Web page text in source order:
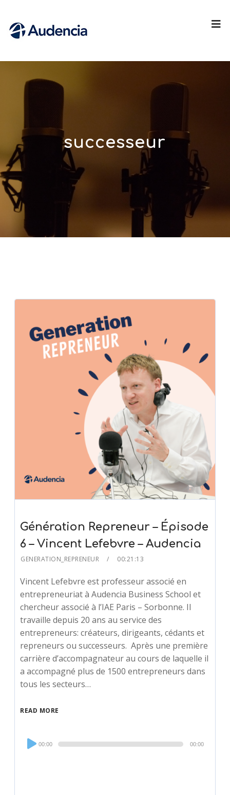
successeur
Génération Repreneur – Épisode
6 – Vincent Lefebvre – Audencia
GENERATION_REPRENEUR 00:21:13
Vincent Lefebvre est professeur associé en
entrepreneuriat à Audencia Business School et
chercheur associé à l’IAE Paris – Sorbonne. Il
travaille depuis 20 ans au service des
entrepreneurs: créateurs, dirigeants, cédants et
repreneurs ou successeurs. Après une première
carrière d’accompagnateur au cours de laquelle il
a accompagné plus de 1500 entrepreneurs dans
tous les secteurs…
READ MORE
Audio
Player
00:00 00:00